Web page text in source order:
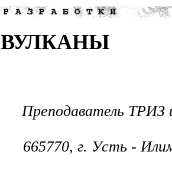
ВУЛКАНЫ
Преподаватель ТРИЗ
665770, г. Усть -